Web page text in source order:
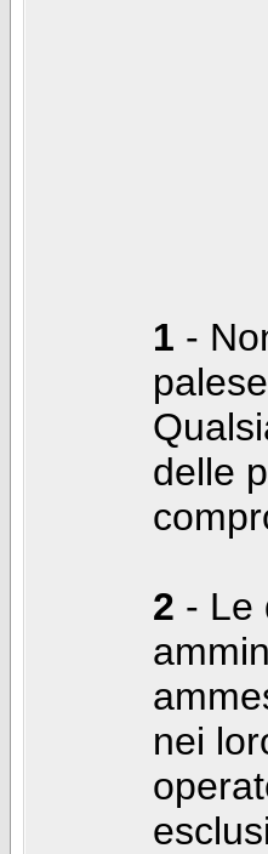
1 -
delle
2 - Le
nei